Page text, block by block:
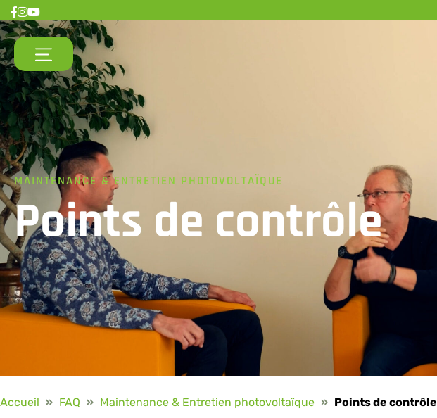
MAINTENANCE & ENTRETIEN PHOTOVOLTAÏQUE
Points de contrôle
Accueil » FAQ » Maintenance & Entretien photovoltaïque » Points de contrôle